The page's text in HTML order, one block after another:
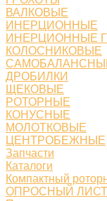
ВАЛКОВЫЕ
ИНЕРЦИОННЫЕ
ИНЕРЦИОННЫЕ
КОЛОСНИКОВЫЕ
ДРОБИЛКИ
ЩЕКОВЫЕ
РОТОРНЫЕ
КОНУСНЫЕ
МОЛОТКОВЫЕ
ЦЕНТРОБЕЖНЫЕ
Запчасти
Каталоги
Компактный
ОПРОСНЫЙ ЛИСТ